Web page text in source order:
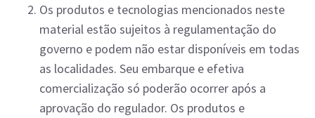
Os produtos e tecnologias mencionados neste
material estão sujeitos à regulamentação do
governo e podem não estar disponíveis em todas
as localidades. Seu embarque e efetiva
comercialização só poderão ocorrer após a
aprovação do regulador. Os produtos e